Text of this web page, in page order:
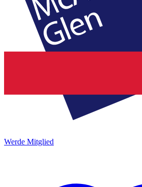
Werde Mitglied